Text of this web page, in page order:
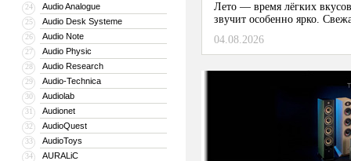
24 Audio Analogue
25 Audio Desk Systeme
26 Audio Note
27 Audio Physic
28 Audio Research
29 Audio-Technica
30 Audiolab
31 Audionet
32 AudioQuest
33 AudioToys
34 AURALiC
Лето — время лёгких
звучит особенно ярко.
04.08.2026